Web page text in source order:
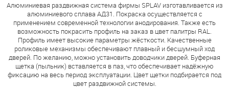
Алюминиевая раздвижная система фирмы SPLAV изготавливается из
алюминиевого сплава АД31. Покраска осуществляется с
применением современной технологии анодирования. Также есть
возможность покрасить профиль на заказ в цвет палитры RAL.
Профиль имеет высокие параметры жёсткости. Качественные
роликовые механизмы обеспечивают плавный и бесшумный ход
дверей. По желанию, можно установить доводчики дверей. Буферная
щетка (пыльник) вставляется в паз, что обеспечивает надёжную
фиксацию на весь период эксплуатации. Цвет щетки подбирается под
цвет раздвижной системы.